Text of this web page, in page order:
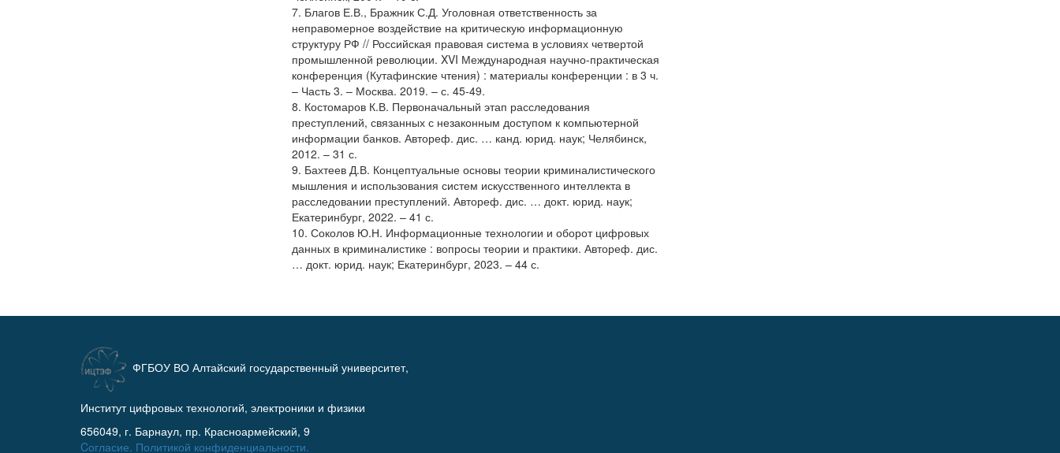
7. Благов Е.В., Бражник С.Д. Уголовная ответственность за
неправомерное воздействие на критическую информационную
структуру РФ // Российская правовая система в условиях четвертой
промышленной революции. XVI Международная научно-практическая
конференция (Кутафинские чтения) : материалы конференции : в 3 ч.
– Часть 3. – Москва. 2019. – с. 45-49.
8. Костомаров К.В. Первоначальный этап расследования
преступлений, связанных с незаконным доступом к компьютерной
информации банков. Автореф. дис. … канд. юрид. наук; Челябинск,
2012. – 31 с.
9. Бахтеев Д.В. Концептуальные основы теории криминалистического
мышления и использования систем искусственного интеллекта в
расследовании преступлений. Автореф. дис. … докт. юрид. наук;
Екатеринбург, 2022. – 41 с.
10. Соколов Ю.Н. Информационные технологии и оборот цифровых
данных в криминалистике : вопросы теории и практики. Автореф. дис.
… докт. юрид. наук; Екатеринбург, 2023. – 44 с.
ФГБОУ ВО Алтайский государственный университет,
Институт цифровых технологий, электроники и физики
656049, г. Барнаул, пр. Красноармейский, 9
Cогласие. Политикой конфиденциальности.